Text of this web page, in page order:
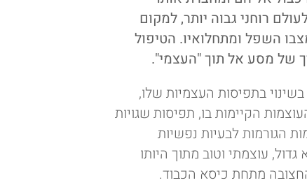
רוחני גבוה יותר, למקום
השפל ומתחלואיו. הטיפול
של מסע אל תוך "העצמי".
בתפיסות העצמיות שלו,
הקיימות בו, תפיסות שגויות
הגורמות לבעיות נפשיות
עוצמתי וטוב מתוך היותו
מתחת כיסא הכבוד.